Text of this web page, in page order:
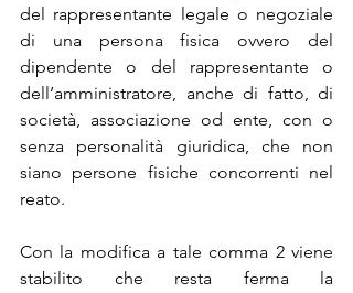
del rappresentante legale o negoziale
di una persona fisica ovvero del
dipendente o del rappresentante o
dell’amministratore, anche di fatto, di
società, associazione od ente, con o
senza personalità giuridica, che non
siano persone fisiche concorrenti nel
reato.
Con la modifica a tale comma 2 viene
stabilito che resta ferma la